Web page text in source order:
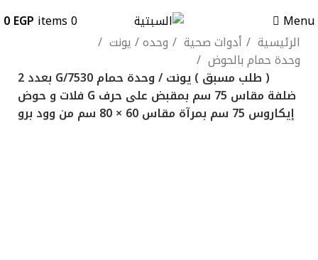
Menu
0
items
0EGP
الرئيسية
أدوات صحية
وحده / يونت
وحدة حمام بالحوض
( طلب مسبق ) يونت / وحدة حمام G/7530 بعدد 2
ضلفة مقاس 75 سم بمقبض على حرف G فلات و حوض
إيكاروس 75 سم بمرآة مقاس 60 × 80 سم من وود برو